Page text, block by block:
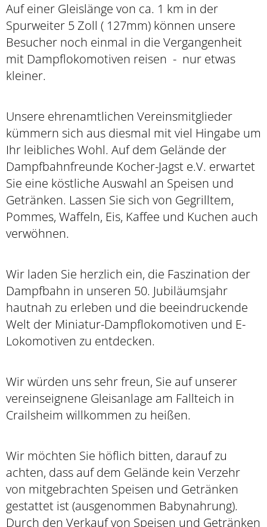
Auf einer Gleislänge von ca. 1 km in der
Spurweiter 5 Zoll ( 127mm) können unsere
Besucher noch einmal in die Vergangenheit
mit Dampflokomotiven reisen - nur etwas
kleiner.
Unsere ehrenamtlichen Vereinsmitglieder
kümmern sich aus diesmal mit viel Hingabe um
Ihr leibliches Wohl. Auf dem Gelände der
Dampfbahnfreunde Kocher-Jagst e.V. erwartet
Sie eine köstliche Auswahl an Speisen und
Getränken. Lassen Sie sich von Gegrilltem,
Pommes, Waffeln, Eis, Kaffee und Kuchen auch
verwöhnen.
Wir laden Sie herzlich ein, die Faszination der
Dampfbahn in unseren 50. Jubiläumsjahr
hautnah zu erleben und die beeindruckende
Welt der Miniatur-Dampflokomotiven und E-
Lokomotiven zu entdecken.
Wir würden uns sehr freun, Sie auf unserer
vereinseignene Gleisanlage am Fallteich in
Crailsheim willkommen zu heißen.
Wir möchten Sie höflich bitten, darauf zu
achten, dass auf dem Gelände kein Verzehr
von mitgebrachten Speisen und Getränken
gestattet ist (ausgenommen Babynahrung).
Durch den Verkauf von Speisen und Getränken